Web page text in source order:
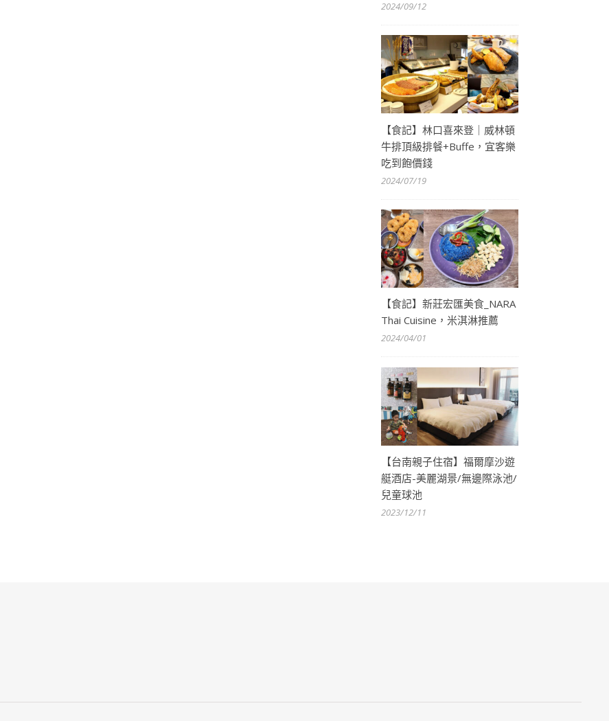
2024/09/12
【食記】林口喜來登｜威林頓
牛排頂級排餐+Buffe，宜客樂
吃到飽價錢
2024/07/19
【食記】新莊宏匯美食_NARA
Thai Cuisine，米淇淋推薦
2024/04/01
【台南親子住宿】福爾摩沙遊
艇酒店-美麗湖景/無邊際泳池/
兒童球池
2023/12/11